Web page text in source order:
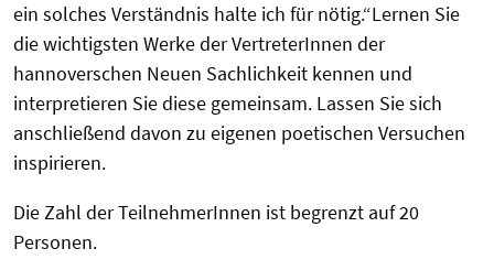
ein solches Verständnis halte ich für nötig.“Lernen Sie
die wichtigsten Werke der VertreterInnen der
hannoverschen Neuen Sachlichkeit kennen und
interpretieren Sie diese gemeinsam. Lassen Sie sich
anschließend davon zu eigenen poetischen Versuchen
inspirieren.
Die Zahl der TeilnehmerInnen ist begrenzt auf 20
Personen.